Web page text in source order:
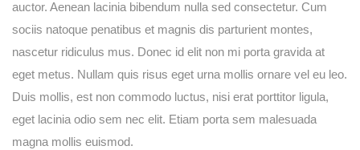
auctor. Aenean lacinia bibendum nulla sed consectetur. Cum
sociis natoque penatibus et magnis dis parturient montes,
nascetur ridiculus mus. Donec id elit non mi porta gravida at
eget metus. Nullam quis risus eget urna mollis ornare vel eu leo.
Duis mollis, est non commodo luctus, nisi erat porttitor ligula,
eget lacinia odio sem nec elit. Etiam porta sem malesuada
magna mollis euismod.